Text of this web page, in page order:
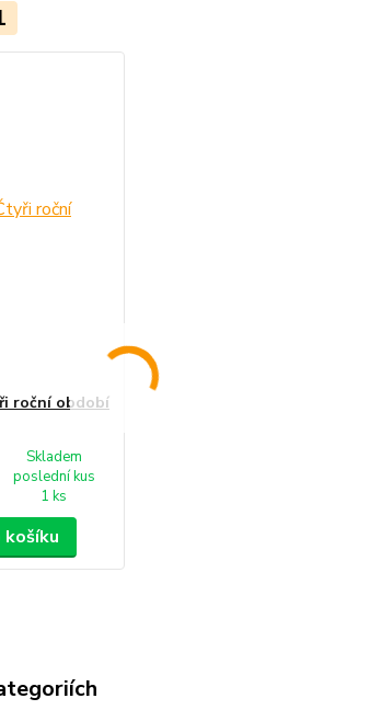
roční období
Skladem
poslední kus
1 ks